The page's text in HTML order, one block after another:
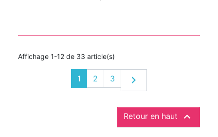
Affichage 1-12 de 33 article(s)
1 2 3 Suivant

Retour en haut 